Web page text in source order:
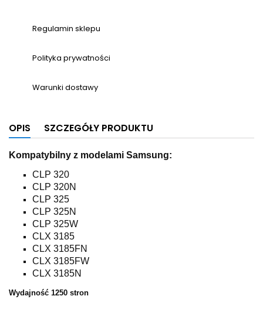
Regulamin sklepu
Polityka prywatności
Warunki dostawy
OPIS SZCZEGÓŁY PRODUKTU
Kompatybilny z modelami Samsung:
CLP 320
CLP 320N
CLP 325
CLP 325N
CLP 325W
CLX 3185
CLX 3185FN
CLX 3185FW
CLX 3185N
Wydajność 1250 stron